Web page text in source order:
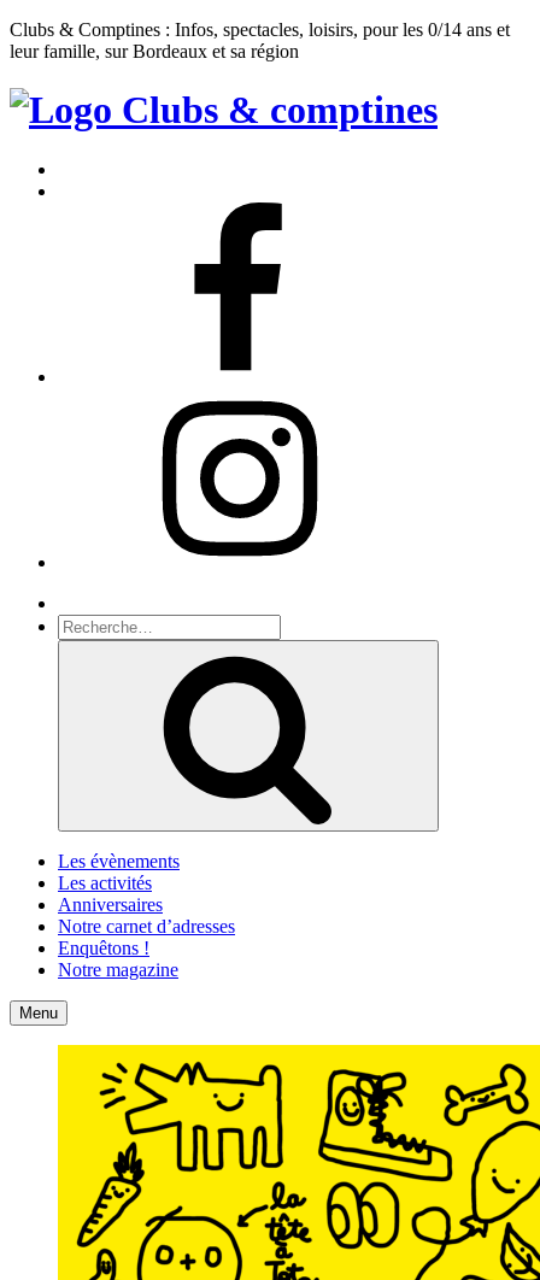
Clubs & Comptines : Infos, spectacles, loisirs, pour les 0/14 ans et
leur famille, sur Bordeaux et sa région
Clubs
Comptines
Recherche
pour
Les évènements
Les activités
Anniversaires
Notre carnet d’adresses
Enquêtons !
Notre magazine
Accueil
Menu Contact